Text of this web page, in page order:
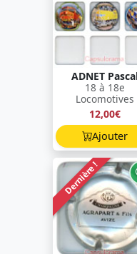
ADNET
18 à 18e
Locomotives
12,00€
Ajouter
Dernière !